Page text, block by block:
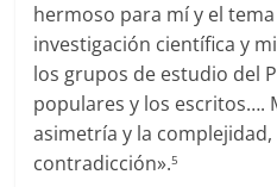
hermoso para mí y el
investigación científica y
los grupos de estudio del
populares y los escritos….
asimetría y la
contradicción».5